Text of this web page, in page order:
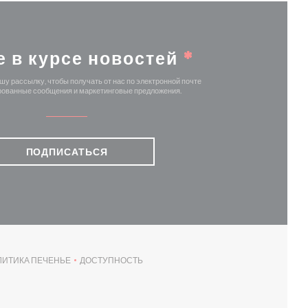
в курсе новостей *
рассылку, чтобы получать от нас по электронной почте
сообщения и маркетинговые предложения.
ПОДПИСАТЬСЯ
ПЕЧЕНЬЕ
((ОТКРЫВАЕТСЯ В НОВОМ ОКНЕ))
ДОСТУПНОСТЬ
((ОТКРЫВАЕТСЯ В НОВОМ ОКНЕ))